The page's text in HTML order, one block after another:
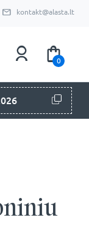
kontakt@alasta.lt
0